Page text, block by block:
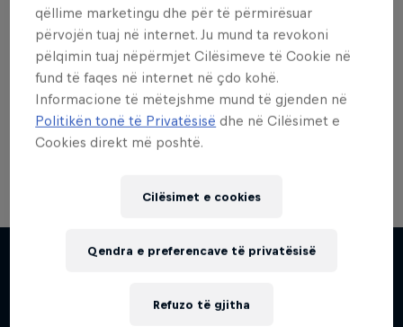
kjo?
Skateboarding
Welcome to the Red Bull Skateboarding hub, your
Më shumë si kjo
qëllime marketingu dhe për të përmirësuar
përvojën tuaj në internet. Ju mund ta revokoni
pëlqimin tuaj nëpërmjet Cilësimeve të Cookie në
fund të faqes në internet në çdo kohë.
Informacione të mëtejshme mund të gjenden në
Politikën tonë të Privatësisë dhe në Cilësimet e
Cookies direkt më poshtë.
Cilësimet e cookies
Refuzo të gjitha
Qendra e preferencave të privatësisë